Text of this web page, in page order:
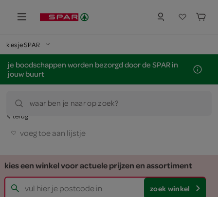
kies je SPAR
je boodschappen worden bezorgd door de SPAR in
jouw buurt
waar ben je naar op zoek?
terug
voeg toe aan lijstje
kies een winkel voor actuele prijzen en assortiment
zoek winkel